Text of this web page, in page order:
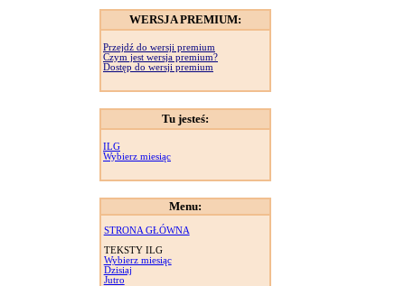
WERSJA PREMIUM:
Przejdź do wersji premium
Czym jest wersja premium?
Dostęp do wersji premium
Tu jesteś:
ILG
Wybierz miesiąc
Menu:
STRONA GŁÓWNA
TEKSTY ILG
Wybierz miesiąc
Dzisiaj
Jutro